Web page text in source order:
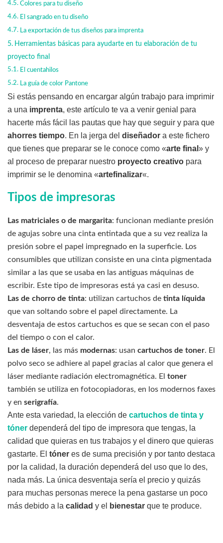
Colores para tu diseño
El sangrado en tu diseño
La exportación de tus diseños para imprenta
Herramientas básicas para ayudarte en tu elaboración de tu
proyecto final
El cuentahilos
La guía de color Pantone
Si estás pensando en encargar algún trabajo para imprimir
a una imprenta, este artículo te va a venir genial para
hacerte más fácil las pautas que hay que seguir y para que
ahorres tiempo. En la jerga del diseñador a este fichero
que tienes que preparar se le conoce como «arte final » y
al proceso de preparar nuestro proyecto creativo para
imprimir se le denomina «artefinalizar«.
Tipos de impresoras
Las matriciales o de margarita: funcionan mediante presión
de agujas sobre una cinta entintada que a su vez realiza la
presión sobre el papel impregnado en la superficie. Los
consumibles que utilizan consiste en una cinta pigmentada
similar a las que se usaba en las antiguas máquinas de
escribir. Este tipo de impresoras está ya casi en desuso.
Las de chorro de tinta: utilizan cartuchos de tinta líquida
que van soltando sobre el papel directamente. La
desventaja de estos cartuchos es que se secan con el paso
del tiempo o con el calor.
Las de láser, las más modernas: usan cartuchos de toner. El
polvo seco se adhiere al papel gracias al calor que genera el
láser mediante radiación electromagnética. El toner
también se utiliza en fotocopiadoras, en los modernos faxes
y en serigrafía.
Ante esta variedad, la elección de cartuchos de tinta y
tóner dependerá del tipo de impresora que tengas, la
calidad que quieras en tus trabajos y el dinero que quieras
gastarte. El tóner es de suma precisión y por tanto destaca
por la calidad, la duración dependerá del uso que lo des,
nada más. La única desventaja sería el precio y quizás
para muchas personas merece la pena gastarse un poco
más debido a la calidad y el bienestar que te produce.